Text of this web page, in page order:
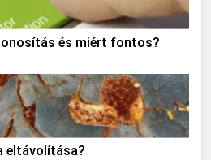
és miért fontos?
eltávolítása?